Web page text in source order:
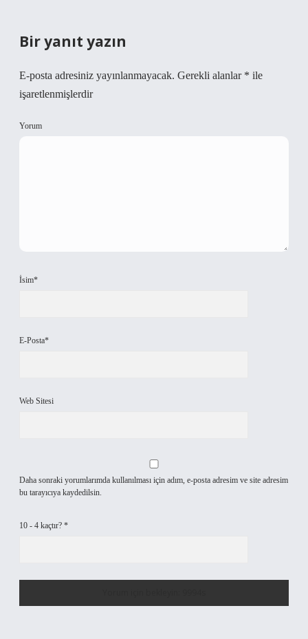
Bir yanıt yazın
E-posta adresiniz yayınlanmayacak. Gerekli alanlar * ile
işaretlenmişlerdir
Yorum
İsim*
E-Posta*
Web Sitesi
Daha sonraki yorumlarımda kullanılması için adım, e-posta adresim ve site adresim
bu tarayıcıya kaydedilsin.
10 - 4 kaçtır? *